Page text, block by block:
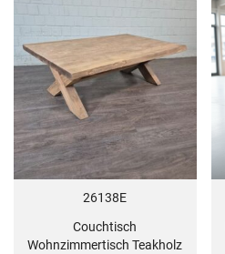
26138E
Couchtisch
Wohnzimmertisch Teakholz